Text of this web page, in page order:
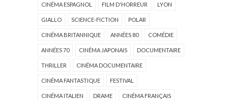
CINÉMA ESPAGNOL FILM D'HORREUR LYON
GIALLO SCIENCE-FICTION POLAR
CINÉMA BRITANNIQUE ANNÉES 80 COMÉDIE
ANNÉES 70 CINÉMA JAPONAIS DOCUMENTAIRE
THRILLER CINÉMA DOCUMENTAIRE
CINÉMA FANTASTIQUE FESTIVAL
CINÉMA ITALIEN DRAME CINÉMA FRANÇAIS